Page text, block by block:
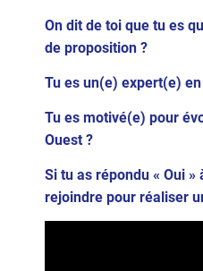
On dit de toi que tu es
de proposition ?
Tu es un(e) expert(e)
Tu es motivé(e) pour
Ouest ?
Si tu as répondu « Oui
rejoindre pour réaliser